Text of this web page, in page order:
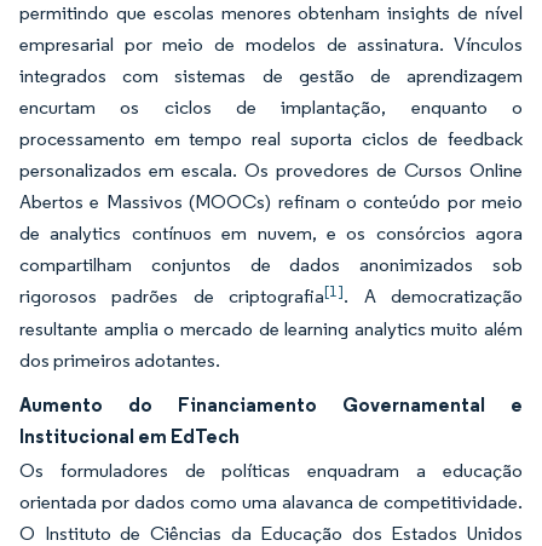
permitindo que escolas menores obtenham insights de nível
empresarial por meio de modelos de assinatura. Vínculos
integrados com sistemas de gestão de aprendizagem
encurtam os ciclos de implantação, enquanto o
processamento em tempo real suporta ciclos de feedback
personalizados em escala. Os provedores de Cursos Online
Abertos e Massivos (MOOCs) refinam o conteúdo por meio
de analytics contínuos em nuvem, e os consórcios agora
compartilham conjuntos de dados anonimizados sob
rigorosos padrões de criptografia[1]. A democratização
resultante amplia o mercado de learning analytics muito além
dos primeiros adotantes.
Aumento do Financiamento Governamental e
Institucional em EdTech
Os formuladores de políticas enquadram a educação
orientada por dados como uma alavanca de competitividade.
O Instituto de Ciências da Educação dos Estados Unidos